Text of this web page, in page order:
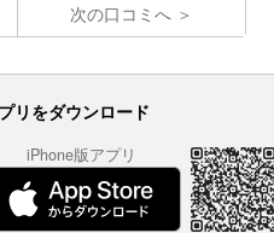
次の口コミへ
リをダウンロード
iPhone版アプリ